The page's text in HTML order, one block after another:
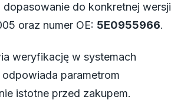
do konkretnej wersji
oraz numer OE: 5E0955966.
weryfikację w systemach
parametrom
istotne przed zakupem.